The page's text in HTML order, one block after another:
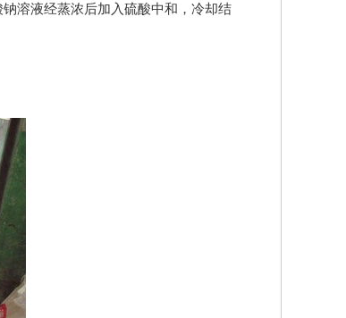
溶液经蒸浓后加入硫酸中和，冷却结